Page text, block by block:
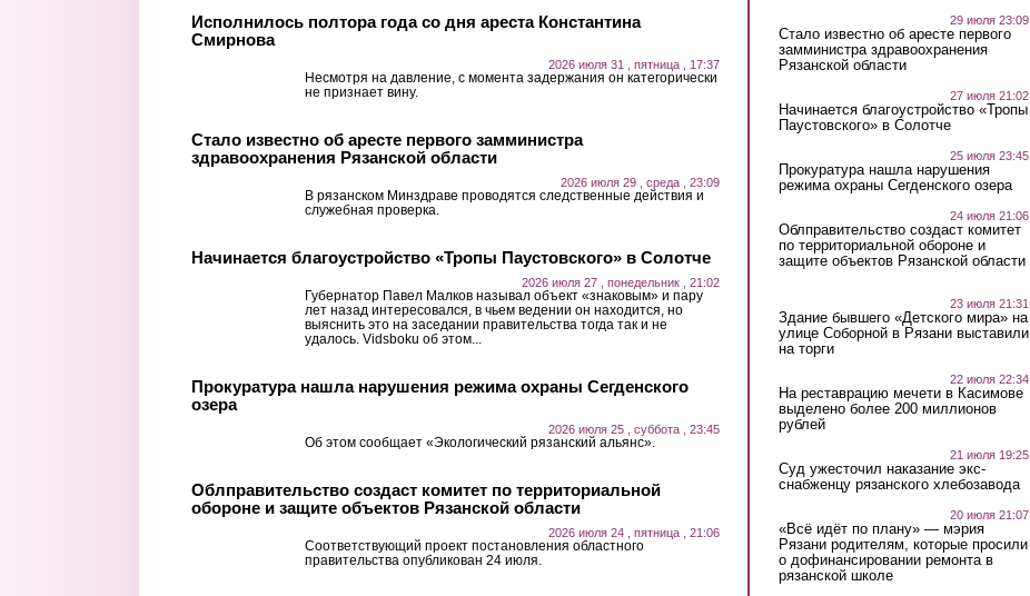
Исполнилось полтора года со дня ареста Константина
Смирнова
2026 июля 31 , пятница , 17:37
Несмотря на давление, с момента задержания он категорически
не признает вину.
Стало известно об аресте первого замминистра
здравоохранения Рязанской области
2026 июля 29 , среда , 23:09
В рязанском Минздраве проводятся следственные действия и
служебная проверка.
Начинается благоустройство «Тропы Паустовского» в Солотче
2026 июля 27 , понедельник , 21:02
Губернатор Павел Малков называл объект «знаковым» и пару
лет назад интересовался, в чьем ведении он находится, но
выяснить это на заседании правительства тогда так и не
удалось. Vidsboku об этом...
Прокуратура нашла нарушения режима охраны Сегденского
озера
2026 июля 25 , суббота , 23:45
Об этом сообщает «Экологический рязанский альянс».
Облправительство создаст комитет по территориальной
обороне и защите объектов Рязанской области
2026 июля 24 , пятница , 21:06
Соответствующий проект постановления областного
правительства опубликован 24 июля.
29 июля 23:09
Стало известно об аресте первого
замминистра здравоохранения
Рязанской области
27 июля 21:02
Начинается благоустройство «Тропы
Паустовского» в Солотче
25 июля 23:45
Прокуратура нашла нарушения
режима охраны Сегденского озера
24 июля 21:06
Облправительство создаст комитет
по территориальной обороне и
защите объектов Рязанской области
23 июля 21:31
Здание бывшего «Детского мира» на
улице Соборной в Рязани выставили
на торги
22 июля 22:34
На реставрацию мечети в Касимове
выделено более 200 миллионов
рублей
21 июля 19:25
Суд ужесточил наказание экс-
снабженцу рязанского хлебозавода
20 июля 21:07
«Всё идёт по плану» — мэрия
Рязани родителям, которые просили
о дофинансировании ремонта в
рязанской школе